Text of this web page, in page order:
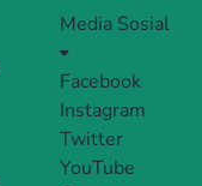
Media Sosial
Facebook
Instagram
Twitter
YouTube